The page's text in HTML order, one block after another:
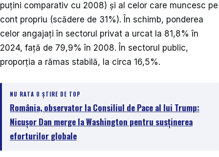
puțini comparativ cu 2008) și al celor care muncesc pe
cont propriu (scădere de 31%). În schimb, ponderea
celor angajați în sectorul privat a urcat la 81,8% în
2024, față de 79,9% în 2008. În sectorul public,
proporția a rămas stabilă, la circa 16,5%.
NU RATA O ȘTIRE DE TOP
România, observator la Consiliul de Pace al lui Trump:
Nicușor Dan merge la Washington pentru susținerea
eforturilor globale